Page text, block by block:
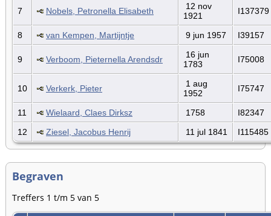
7 Nobels, Petronella Elisabeth
12 nov
1921
I137379
8 van Kempen, Martijntje 9 jun 1957 I39157
9 Verboom, Pieternella Arendsdr
16 jun
1783
I75008
10 Verkerk, Pieter
1 aug
1952
I75747
11 Wielaard, Claes Dirksz 1758
I82347
12
Ziesel, Jacobus Henrij 11 jul 1841 I115485
Begraven
Treffers 1 t/m 5 van 5